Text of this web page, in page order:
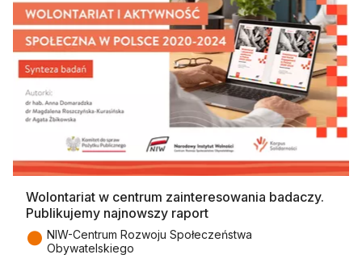
Wolontariat w centrum zainteresowania badaczy.
Publikujemy najnowszy raport
● NIW-Centrum Rozwoju Społeczeństwa
Obywatelskiego